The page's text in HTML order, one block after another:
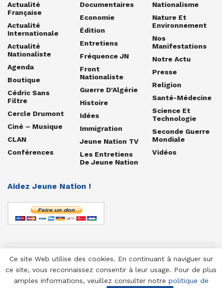
Actualité
Française
Actualité
Internationale
Actualité
Nationaliste
Agenda
Boutique
Cédric Sans
Filtre
Cercle Drumont
Ciné – Musique
CLAN
Conférences
Documentaires
Economie
Édition
Entretiens
Fréquence JN
Front
Nationaliste
Guerre D'Algérie
Histoire
Idées
Immigration
Jeune Nation TV
Les Entretiens
De Jeune Nation
Nationalisme
Nature Et
Environnement
Nos
Manifestations
Notre Actu
Presse
Religion
Santé-Médecine
Science Et
Technologie
Seconde Guerre
Mondiale
Vidéos
Aidez Jeune Nation !
© 1958-2025 Jeune Nation
Ce site Web utilise des cookies. En continuant à naviguer sur
ce site, vous reconnaissez consentir à leur usage. Pour de plus
amples informations, veuillez consulter notre politique de